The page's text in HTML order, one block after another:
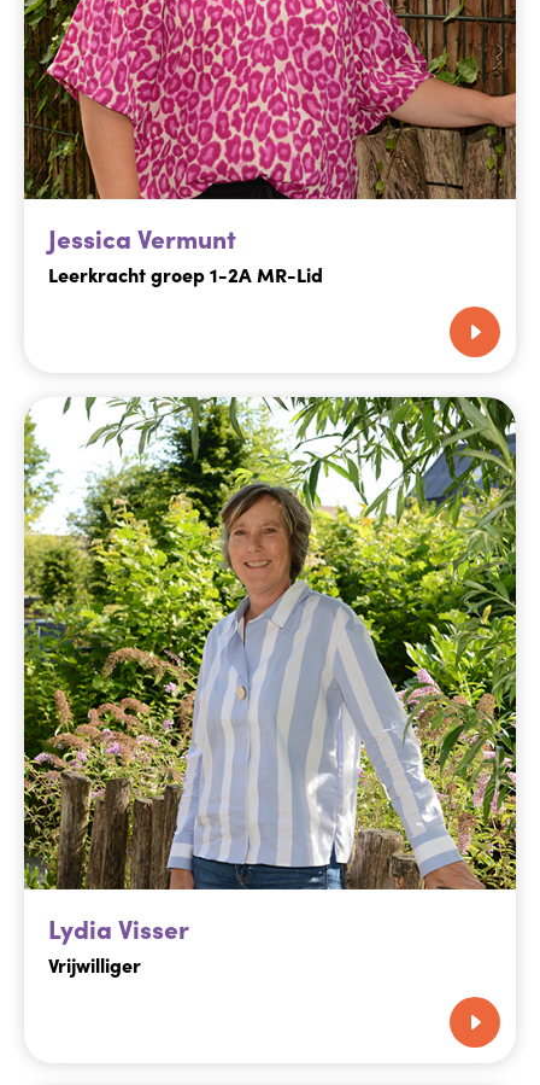
Jessica Vermunt
Leerkracht groep 1-2A MR-Lid
Lydia Visser
Vrijwilliger